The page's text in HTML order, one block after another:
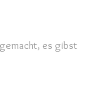
es gibst